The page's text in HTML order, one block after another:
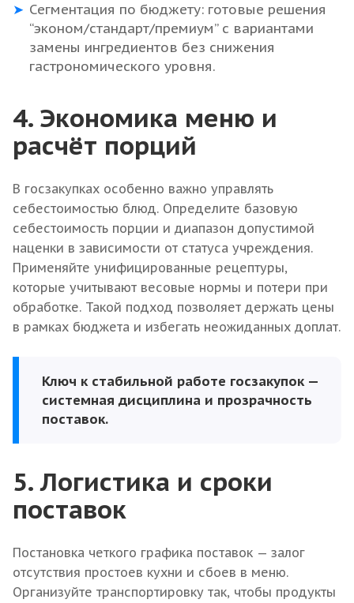
Сегментация по бюджету: готовые решения
“эконом/стандарт/премиум” с вариантами
замены ингредиентов без снижения
гастрономического уровня.
4. Экономика меню и
расчёт порций
В госзакупках особенно важно управлять
себестоимостью блюд. Определите базовую
себестоимость порции и диапазон допустимой
наценки в зависимости от статуса учреждения.
Применяйте унифицированные рецептуры,
которые учитывают весовые нормы и потери при
обработке. Такой подход позволяет держать цены
в рамках бюджета и избегать неожиданных доплат.
Ключ к стабильной работе госзакупок —
системная дисциплина и прозрачность
поставок.
5. Логистика и сроки
поставок
Постановка четкого графика поставок — залог
отсутствия простоев кухни и сбоев в меню.
Организуйте транспортировку так, чтобы продукты